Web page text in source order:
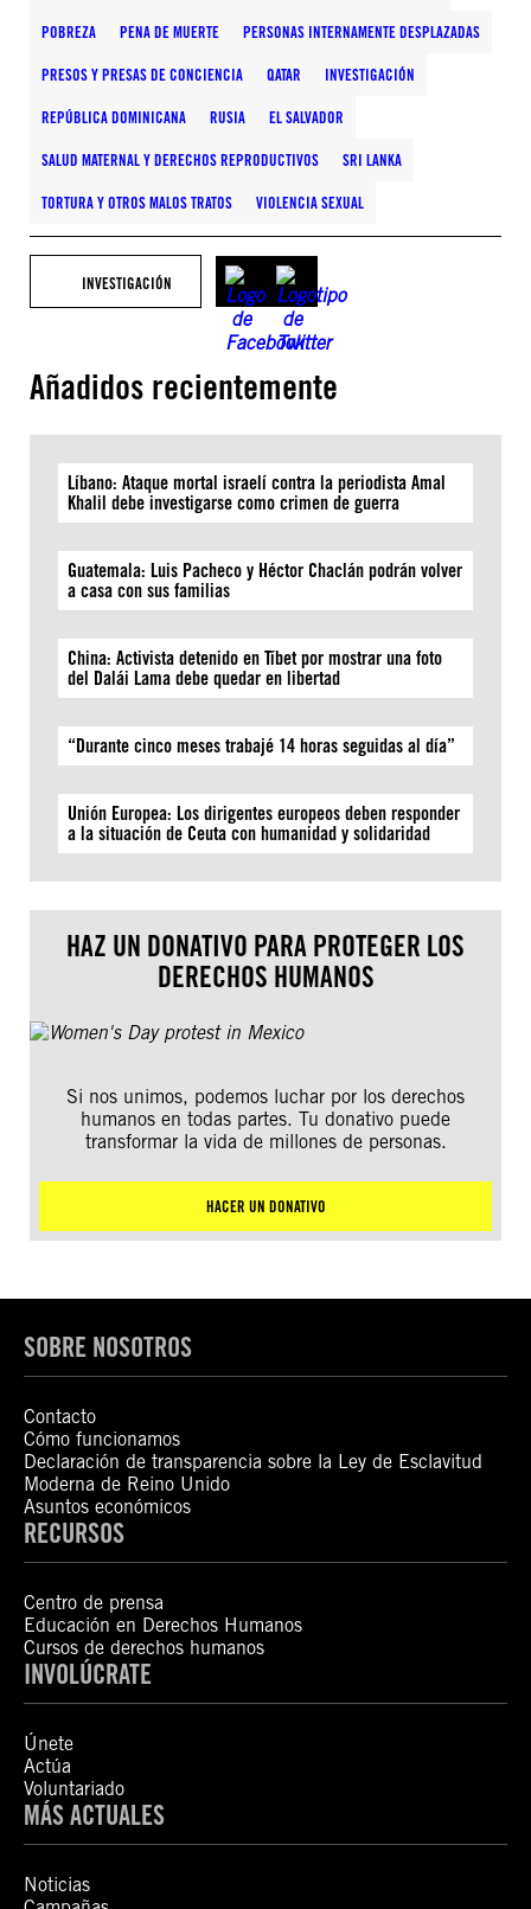
POBREZA PENA DE MUERTE PERSONAS INTERNAMENTE DESPLAZADAS
PRESOS Y PRESAS DE CONCIENCIA QATAR INVESTIGACIÓN
REPÚBLICA DOMINICANA RUSIA EL SALVADOR
SALUD MATERNAL Y DERECHOS REPRODUCTIVOS SRI LANKA
TORTURA Y OTROS MALOS TRATOS VIOLENCIA SEXUAL
INVESTIGACIÓN
Añadidos recientemente
Líbano: Ataque mortal israelí contra la periodista Amal
Khalil debe investigarse como crimen de guerra
Guatemala: Luis Pacheco y Héctor Chaclán podrán volver
a casa con sus familias
China: Activista detenido en Tíbet por mostrar una foto
del Dalái Lama debe quedar en libertad
“Durante cinco meses trabajé 14 horas seguidas al día”
Unión Europea: Los dirigentes europeos deben responder
a la situación de Ceuta con humanidad y solidaridad
HAZ UN DONATIVO PARA PROTEGER LOS
DERECHOS HUMANOS
Si nos unimos, podemos luchar por los derechos
humanos en todas partes. Tu donativo puede
transformar la vida de millones de personas.
HACER UN DONATIVO
SOBRE NOSOTROS
Contacto
Cómo funcionamos
Declaración de transparencia sobre la Ley de Esclavitud
Moderna de Reino Unido
Asuntos económicos
RECURSOS
Centro de prensa
Educación en Derechos Humanos
Cursos de derechos humanos
INVOLÚCRATE
Únete
Actúa
Voluntariado
MÁS ACTUALES
Noticias